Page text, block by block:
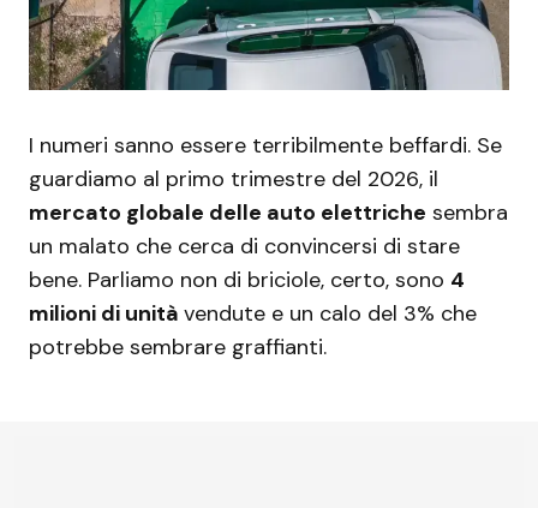
I numeri sanno essere terribilmente beffardi. Se
guardiamo al primo trimestre del 2026, il
mercato globale delle auto elettriche sembra
un malato che cerca di convincersi di stare
bene. Parliamo non di briciole, certo, sono 4
milioni di unità vendute e un calo del 3% che
potrebbe sembrare graffianti.